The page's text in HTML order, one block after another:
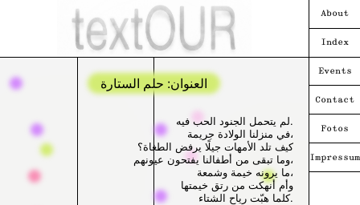
العنوان: حلم الستارة
لم يتحمل الجنود الحب فيه.
في منزلنا الولادة جريمة،
كيف تلد الأمهات جيلًا يرفض الطغاة؟
وما تبقى من أطفالنا يفتحون عيونهم،
ما يرونه خيمة وشمعة،
وأم أنهكت من رتق خيمتها
كلما هبّت رياح الشتاء.
About
Index
Events
Contact
Fotos
Impressum